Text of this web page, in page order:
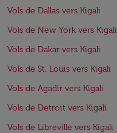
Vols de Dallas vers Kigali
Vols de New York vers Kigali
Vols de Dakar vers Kigali
Vols de St. Louis vers Kigali
Vols de Agadir vers Kigali
Vols de Detroit vers Kigali
Vols de Libreville vers Kigali